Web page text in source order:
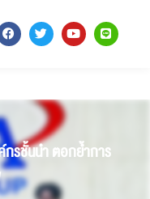
รชั้นนำ ตอกย้ำการ